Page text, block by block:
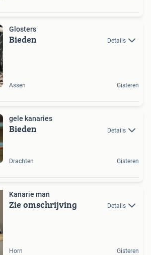
Glosters
Bieden Details
Assen Gisteren
gele kanaries
Bieden Details
Drachten Gisteren
Kanarie man
Zie omschrijving Details
Horn Gisteren